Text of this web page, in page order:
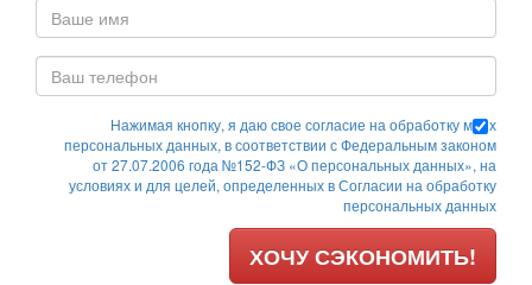
Нажимая кнопку, я даю свое согласие на обработку моих
персональных данных, в соответствии с Федеральным законом
от 27.07.2006 года №152-ФЗ «О персональных данных», на
условиях и для целей, определенных в Согласии на обработку
персональных данных
ХОЧУ СЭКОНОМИТЬ!